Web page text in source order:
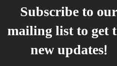
Subscribe to our
mailing list to get
new updates!